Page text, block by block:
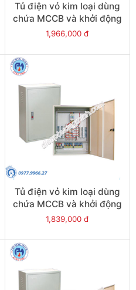
Tủ điện vỏ kim loại dùng
chứa MCCB và khởi động
từ - Model CKE9+1
1,966,000 đ
Tủ điện vỏ kim loại dùng
chứa MCCB và khởi động
từ - Model CKE9-1
1,839,000 đ